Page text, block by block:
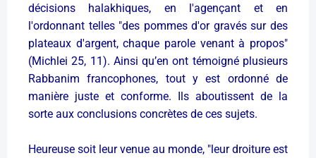
décisions halakhiques, en l'agençant et en
l'ordonnant telles "des pommes d'or gravés sur des
plateaux d'argent, chaque parole venant à propos"
(Michlei 25, 11). Ainsi qu’en ont témoigné plusieurs
Rabbanim francophones, tout y est ordonné de
manière juste et conforme. Ils aboutissent de la
sorte aux conclusions concrètes de ces sujets.
Heureuse soit leur venue au monde, "leur droiture est